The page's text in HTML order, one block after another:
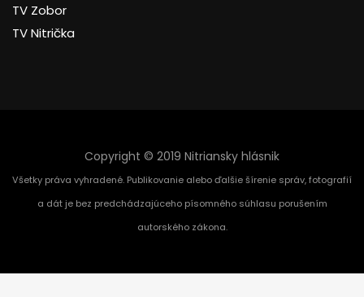
TV Zobor
TV Nitrička
Copyright © 2019 Nitriansky hlásnik
Všetky práva vyhradené. Publikovanie alebo ďalšie šírenie správ, fotografií
a dát je bez predchádzajúceho písomného súhlasu porušením
autorského zákona.